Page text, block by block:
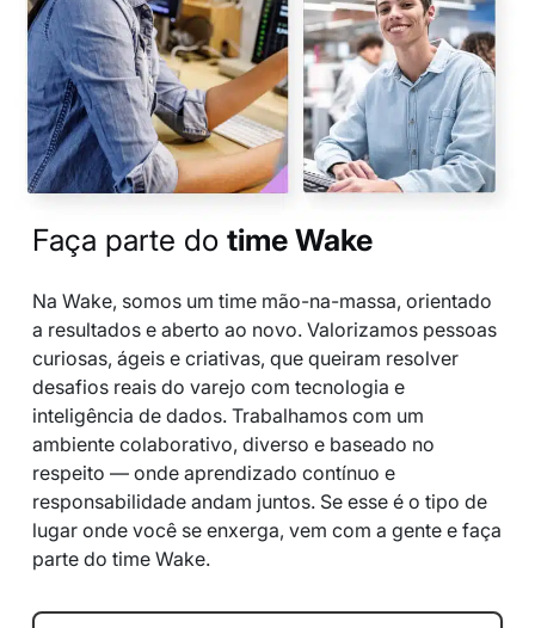
Faça parte do time Wake
Na Wake, somos um time mão-na-massa, orientado
a resultados e aberto ao novo. Valorizamos pessoas
curiosas, ágeis e criativas, que queiram resolver
desafios reais do varejo com tecnologia e
inteligência de dados. Trabalhamos com um
ambiente colaborativo, diverso e baseado no
respeito — onde aprendizado contínuo e
responsabilidade andam juntos. Se esse é o tipo de
lugar onde você se enxerga, vem com a gente e faça
parte do time Wake.